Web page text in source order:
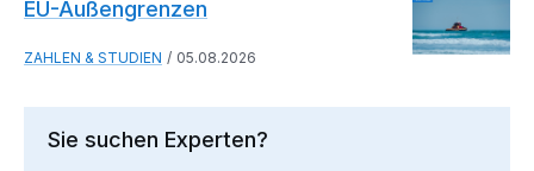
EU-Außengrenzen
ZAHLEN & STUDIEN 05.08.2026
Sie suchen Experten?